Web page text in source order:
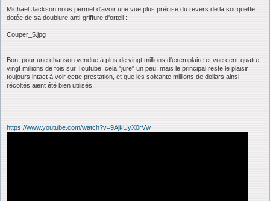
Michael Jackson nous permet d'avoir une vue plus précise du revers de la socquette
dotée de sa doublure anti-griffure d'orteil :
Couper_5.jpg
Bon, pour une chanson vendue à plus de vingt millions d'exemplaire et vue cent-quatre-
vingt millions de fois sur Toutube, cela "jure" un peu, mais le principal reste le plaisir
toujours intact à voir cette prestation, et que les soixante millions de dollars ainsi
récoltés aient été bien utilisés !
https://www.youtube.com/watch?v=9AjkUyX0rVw